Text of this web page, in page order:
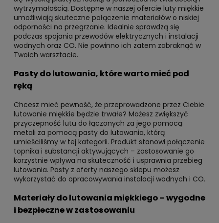
wytrzymałością. Dostępne w naszej ofercie luty miękkie
umożliwiają skuteczne połączenie materiałów o niskiej
odporności na przegrzanie. Idealnie sprawdzą się
podczas spajania przewodów elektrycznych i instalacji
wodnych oraz CO. Nie powinno ich zatem zabraknąć w
Twoich warsztacie.
Pasty do lutowania, które warto mieć pod
ręką
Chcesz mieć pewność, że przeprowadzone przez Ciebie
lutowanie miękkie będzie trwałe? Możesz zwiększyć
przyczepność lutu do łączonych za jego pomocą
metali za pomocą pasty do lutowania, którą
umieściliśmy w tej kategorii. Produkt stanowi połączenie
topnika i substancji aktywujących – zastosowanie go
korzystnie wpływa na skuteczność i usprawnia przebieg
lutowania. Pasty z oferty naszego sklepu możesz
wykorzystać do opracowywania instalacji wodnych i CO.
Materiały do lutowania miękkiego – wygodne
i bezpieczne w zastosowaniu